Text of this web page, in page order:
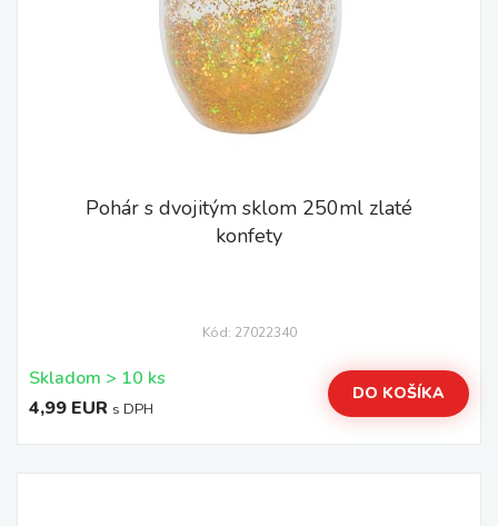
Pohár s dvojitým sklom 250ml zlaté
konfety
Kód: 27022340
Skladom > 10 ks
4,99 EUR s DPH
DO KOŠÍKA